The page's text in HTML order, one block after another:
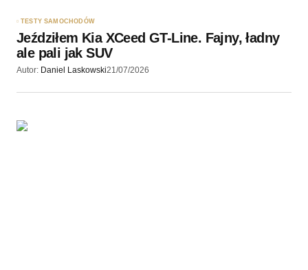
TESTY SAMOCHODÓW
Jeździłem Kia XCeed GT-Line. Fajny, ładny
ale pali jak SUV
Autor: Daniel Laskowski21/07/2026